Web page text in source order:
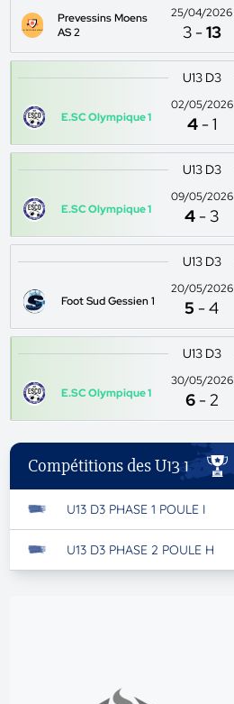
Prevessins Moens
AS 2
25/04/2026
3 -13
U13 D3
E.SC Olympique 1
02/05/2026
4 -1
U13 D3
E.SC Olympique 1
09/05/2026
4 - 3
U13 D3
Foot Sud Gessien 1
20/05/2026
5 -4
U13 D3
E.SC Olympique 1
30/05/2026
6 -2
Compétitions des U13 1
U13 D3 PHASE 1 POULE I
U13 D3 PHASE 2 POULE H